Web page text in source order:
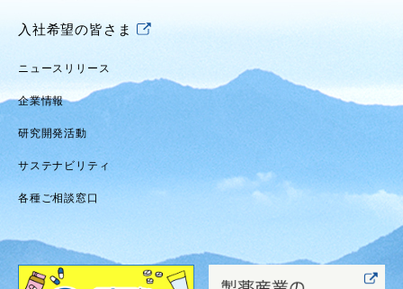
入社希望の皆さま
ニュースリリース
企業情報
研究開発活動
サステナビリティ
各種ご相談窓口